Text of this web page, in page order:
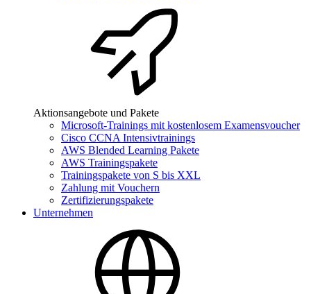
Aktionsangebote und Pakete
Microsoft-Trainings mit kostenlosem Examensvoucher
Cisco CCNA Intensivtrainings
AWS Blended Learning Pakete
AWS Trainingspakete
Trainingspakete von S bis XXL
Zahlung mit Vouchern
Zertifizierungspakete
Unternehmen